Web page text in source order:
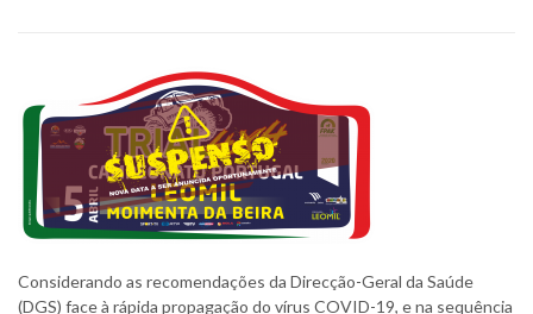
Considerando as recomendações da Direcção-Geral da Saúde
(DGS) face à rápida propagação do vírus COVID-19, e na sequência